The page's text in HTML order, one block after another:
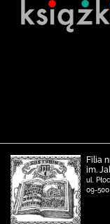
Filia
im.
ul.
09-